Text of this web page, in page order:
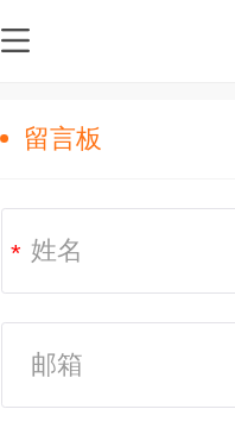
留言板
*